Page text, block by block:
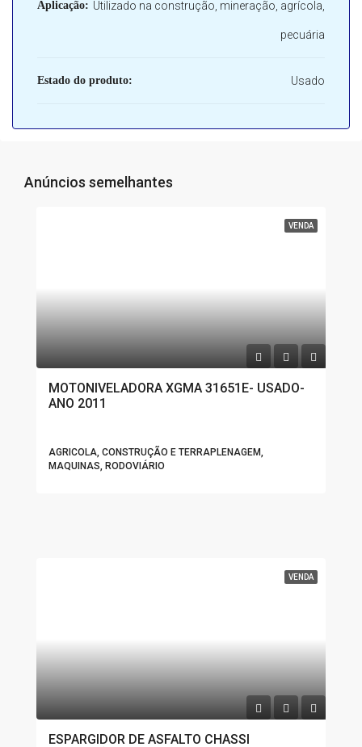
Aplicação: Utilizado na construção, mineração, agrícola,
pecuária
Estado do produto: Usado
Anúncios semelhantes
VENDA
MOTONIVELADORA XGMA 31651E- USADO-
ANO 2011
AGRICOLA, CONSTRUÇÃO E TERRAPLENAGEM,
MAQUINAS, RODOVIÁRIO
VENDA
ESPARGIDOR DE ASFALTO CHASSI